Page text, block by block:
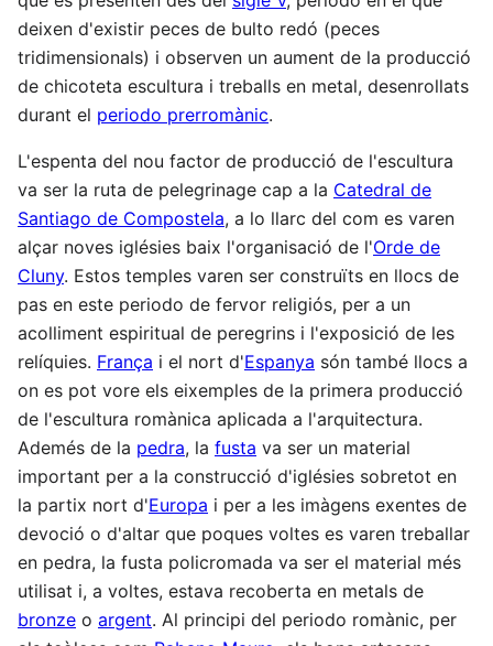
deixen d'existir peces de bulto redó (peces
tridimensionals) i observen un aument de la producció
de chicoteta escultura i treballs en metal, desenrollats
durant el periodo prerromànic.
L'espenta del nou factor de producció de l'escultura
va ser la ruta de pelegrinage cap a la Catedral de
Santiago de Compostela, a lo llarc del com es varen
alçar noves iglésies baix l'organisació de l'Orde de
Cluny. Estos temples varen ser construïts en llocs de
pas en este periodo de fervor religiós, per a un
acolliment espiritual de peregrins i l'exposició de les
relíquies. França i el nort d'Espanya són també llocs a
on es pot vore els eixemples de la primera producció
de l'escultura romànica aplicada a l'arquitectura.
Ademés de la pedra, la fusta va ser un material
important per a la construcció d'iglésies sobretot en
la partix nort d'Europa i per a les imàgens exentes de
devoció o d'altar que poques voltes es varen treballar
en pedra, la fusta policromada va ser el material més
utilisat i, a voltes, estava recoberta en metals de
bronze o argent. Al principi del periodo romànic, per